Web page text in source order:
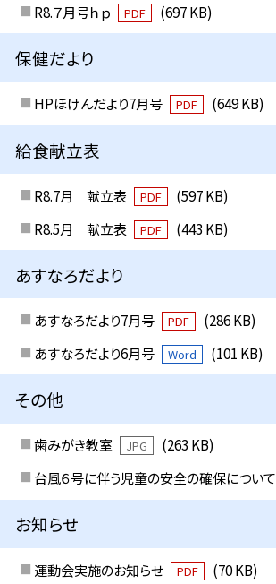
R8.７月号ｈｐ PDF (697 KB)
保健だより
HPほけんだより7月号 PDF (649 KB)
給食献立表
R8.7月 献立表 PDF
(597 KB)
R8.5月 献立表
PDF (443 KB)
あすなろだより
あすなろだより7月号 PDF
(286 KB)
あすなろだより6月号
Word (101 KB)
その他
歯みがき教室 JPG
(263 KB)
台風６号に伴う児童の安全の確保について
お知らせ
運動会実施のお知らせ PDF
(70 KB)